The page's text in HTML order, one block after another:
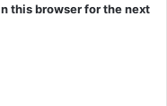
this browser for the next